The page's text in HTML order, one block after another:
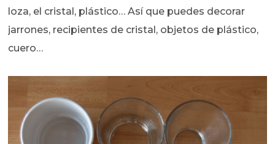
loza, el cristal, plástico… Así que puedes decorar
jarrones, recipientes de cristal, objetos de plástico,
cuero…